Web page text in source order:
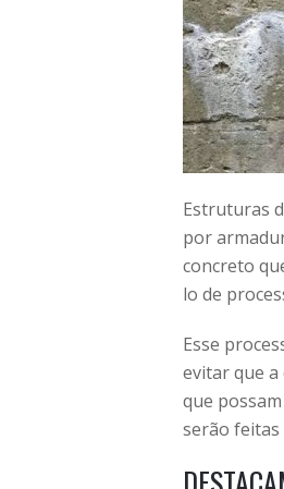
Estruturas
por
concreto
lo de
Esse
evitar que
que
serão